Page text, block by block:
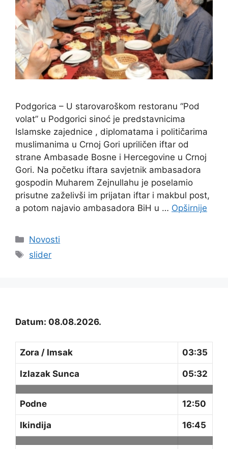
Podgorica – U starovaroškom restoranu “Pod
volat” u Podgorici sinoć je predstavnicima
Islamske zajednice , diplomatama i političarima
muslimanima u Crnoj Gori upriličen iftar od
strane Ambasade Bosne i Hercegovine u Crnoj
Gori. Na početku iftara savjetnik ambasadora
gospodin Muharem Zejnullahu je poselamio
prisutne zaželivši im prijatan iftar i makbul post,
a potom najavio ambasadora BiH u … Opširnije
Kategorije
Novosti
Oznake
slider
Datum: 08.08.2026.
Zora / Imsak 03:35
Izlazak Sunca 05:32
Podne 12:50
Ikindija 16:45